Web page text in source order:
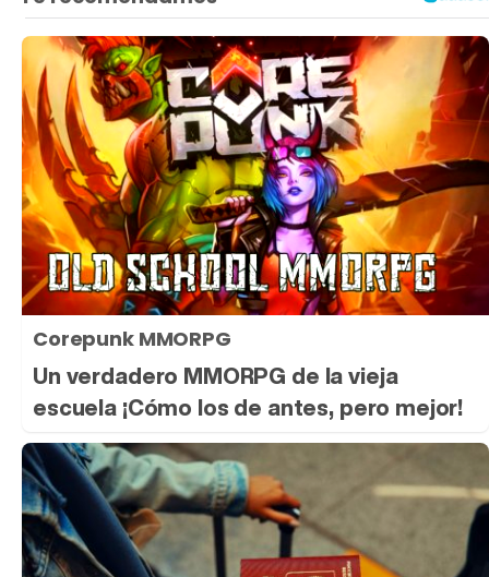
Corepunk MMORPG
Un verdadero MMORPG de la vieja
escuela ¡Cómo los de antes, pero mejor!